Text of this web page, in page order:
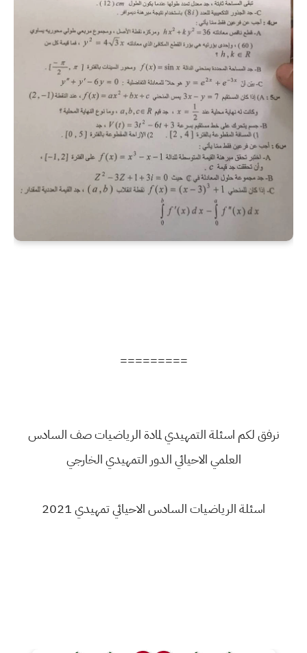
=========
نرفق لكم اسئلة التمهيدي لمادة الرياضيات صف السادس
العلمي الاحيائي الدور التمهيدي الخارجي
اسئلة الرياضيات السادس الاحيائي تمهيدي 2021